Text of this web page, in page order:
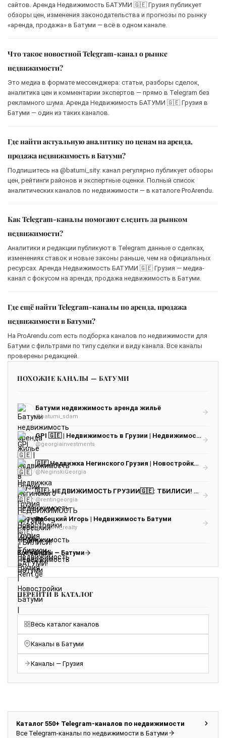
сайтов. Аренда Недвижимость БАТУМИ 🇬🇪 Грузия публикует
обзоры цен, изменения законодательства и прогнозы по рынку
«аренда, продажа» в Батуми — всё в одном канале.
Что такое новостной Telegram-канал о рынке
недвижимости?
Это медиа в формате мессенджера: статьи, разборы сделок,
аналитика цен и комментарии экспертов — прямо в Telegram без
рекламного шума. Аренда Недвижимость БАТУМИ 🇬🇪 Грузия в
Батуми — один из таких каналов.
Где найти актуальную аналитику по ценам на аренда,
продажа недвижимость в Батуми?
Подпишитесь на @batumi_sity: канал регулярно публикует обзоры
цен, рейтинги районов и экспертные оценки. Полный список
аналитических каналов по недвижимости — в каталоге ProArendu.
Как Telegram-каналы помогают следить за рынком
недвижимости?
Аналитики и редакции публикуют в Telegram данные о сделках,
изменениях ставок и новые законы раньше, чем на официальных
ресурсах. Аренда Недвижимость БАТУМИ 🇬🇪 Грузия — медиа-
канал с фокусом на аренда, продажа недвижимость в Батуми.
Где ещё найти Telegram-каналы по аренда, продажа
недвижимости в Батуми?
На ProArendu.com есть подборка каналов по недвижимости для
Батуми с фильтрами по типу сделки и виду канала. Все каналы
проверены редакцией.
ПОХОЖИЕ КАНАЛЫ — БАТУМИ
Батуми недвижимость аренда жильё
@batumi_sdam
GPI 🇬🇪 | Недвижимость в Грузии | Недвижимость Батуми | Недвижимость Тбилиси
@georgiainvestments
🇬🇪 Недвижка Негинского Грузия | Новостройки Грузия | Недвижимость Грузия | Новостройки Батуми | Недвижимость Батуми | Аналитик А
@NeginskiGeorgia
🇬🇪: НЕДВИЖИМОСТЬ ГРУЗИИ🇬🇪: ТБИЛИСИ! КУТАИСИ! БАТУМИ! Rent.ge
@rentingeorgia
Ребецкий Игорь | Недвижимость Батуми
@batumi_realty
Все каналы — Батуми
ПЕРЕЙТИ В КАТАЛОГ
Весь каталог каналов
Каналы в Батуми
Каналы — Грузия
Каталог 550+ Telegram-каналов по недвижимости
Все Telegram-каналы по недвижимости в Батуми